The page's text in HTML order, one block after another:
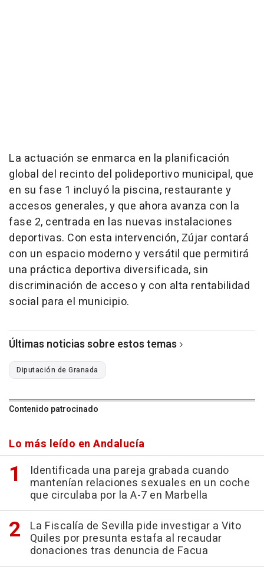
La actuación se enmarca en la planificación
global del recinto del polideportivo municipal, que
en su fase 1 incluyó la piscina, restaurante y
accesos generales, y que ahora avanza con la
fase 2, centrada en las nuevas instalaciones
deportivas. Con esta intervención, Zújar contará
con un espacio moderno y versátil que permitirá
una práctica deportiva diversificada, sin
discriminación de acceso y con alta rentabilidad
social para el municipio.
Últimas noticias sobre estos temas
Diputación de Granada
Contenido patrocinado
Lo más leído en Andalucía
Identificada una pareja grabada cuando
mantenían relaciones sexuales en un coche
que circulaba por la A-7 en Marbella
La Fiscalía de Sevilla pide investigar a Vito
Quiles por presunta estafa al recaudar
donaciones tras denuncia de Facua